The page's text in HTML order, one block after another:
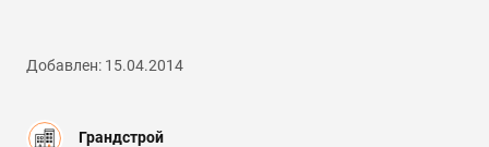
Добавлен: 15.04.2014
Грандстрой